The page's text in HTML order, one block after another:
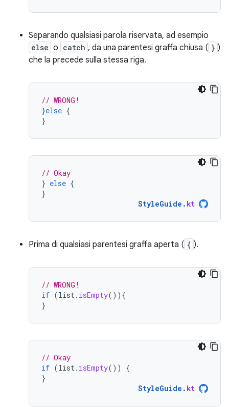
Separando qualsiasi parola riservata, ad esempio
else o catch , da una parentesi graffa chiusa ( } )
che la precede sulla stessa riga.
// WRONG!
}else {
}
// Okay
} else {
}
StyleGuide . kt
Prima di qualsiasi parentesi graffa aperta ( { ).
// WRONG!
if (list. isEmpty()){
}
// Okay
if (list. isEmpty())
{
}
StyleGuide . kt